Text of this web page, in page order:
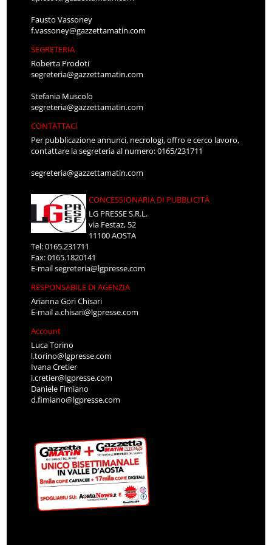
Fausto Vassoney
f.vassoney@gazzettamatin.com
SEGRETERIA
Roberta Prodoti
segreteria@gazzettamatin.com
Stefania Muscolo
segreteria@gazzettamatin.com
CONTATTACI
Per pubblicazione annunci, necrologi, offro e cerco lavoro,
contattare la segreteria al numero: 0165/231711
segreteria@gazzettamatin.com
CONCESSIONARIA DI PUBBLICITÀ
LG PRESSE S.R.L.
via Festaz, 52
11100 AOSTA
Tel: 0165.231711
Fax: 0165.1820141
E-mailsegreteria@lgpresse.com
RESPONSABILE DI AGENZIA
Arianna Gori Chisari
E-maila.chisari@lgpresse.com
Account
Luca Torino
l.torino@lgpresse.com
Ivana Cretier
i.cretier@lgpresse.com
Daniele Fimiano
d.fimiano@lgpresse.com